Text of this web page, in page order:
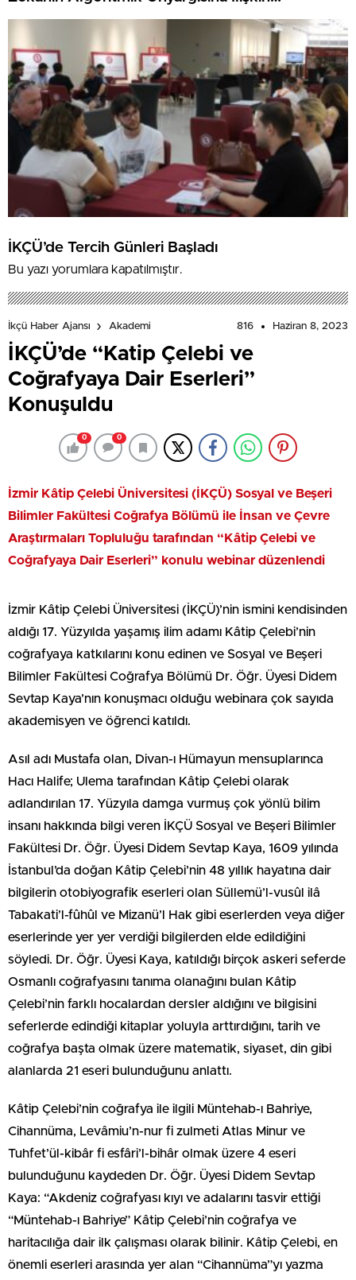
Farkındalık Düzeylerini Araştıracak
İKÇÜ’de Tercih Günleri Başladı
Bu yazı yorumlara kapatılmıştır.
İkçü Haber Ajansı Akademi 816 Haziran 8, 2023
İKÇÜ’de “Katip Çelebi ve
Coğrafyaya Dair Eserleri”
Konuşuldu
0 0
İzmir Kâtip Çelebi Üniversitesi (İKÇÜ) Sosyal ve Beşeri
Bilimler Fakültesi Coğrafya Bölümü ile İnsan ve Çevre
Araştırmaları Topluluğu tarafından “Kâtip Çelebi ve
Coğrafyaya Dair Eserleri” konulu webinar düzenlendi
İzmir Kâtip Çelebi Üniversitesi (İKÇÜ)’nin ismini kendisinden
aldığı 17. Yüzyılda yaşamış ilim adamı Kâtip Çelebi’nin
coğrafyaya katkılarını konu edinen ve Sosyal ve Beşeri
Bilimler Fakültesi Coğrafya Bölümü Dr. Öğr. Üyesi Didem
Sevtap Kaya’nın konuşmacı olduğu webinara çok sayıda
akademisyen ve öğrenci katıldı.
Asıl adı Mustafa olan, Divan-ı Hümayun mensuplarınca
Hacı Halife; Ulema tarafından Kâtip Çelebi olarak
adlandırılan 17. Yüzyıla damga vurmuş çok yönlü bilim
insanı hakkında bilgi veren İKÇÜ Sosyal ve Beşeri Bilimler
Fakültesi Dr. Öğr. Üyesi Didem Sevtap Kaya, 1609 yılında
İstanbul’da doğan Kâtip Çelebi’nin 48 yıllık hayatına dair
bilgilerin otobiyografik eserleri olan Süllemü’l-vusûl ilâ
Tabakati’l-fûhûl ve Mizanü’l Hak gibi eserlerden veya diğer
eserlerinde yer yer verdiği bilgilerden elde edildiğini
söyledi. Dr. Öğr. Üyesi Kaya, katıldığı birçok askeri seferde
Osmanlı coğrafyasını tanıma olanağını bulan Kâtip
Çelebi’nin farklı hocalardan dersler aldığını ve bilgisini
seferlerde edindiği kitaplar yoluyla arttırdığını, tarih ve
coğrafya başta olmak üzere matematik, siyaset, din gibi
alanlarda 21 eseri bulunduğunu anlattı.
Kâtip Çelebi’nin coğrafya ile ilgili Müntehab-ı Bahriye,
Cihannüma, Levâmiu’n-nur fi zulmeti Atlas Minur ve
Tuhfet’ül-kibâr fi esfâri’l-bihâr olmak üzere 4 eseri
bulunduğunu kaydeden Dr. Öğr. Üyesi Didem Sevtap
Kaya: “Akdeniz coğrafyası kıyı ve adalarını tasvir ettiği
“Müntehab-ı Bahriye” Kâtip Çelebi’nin coğrafya ve
haritacılığa dair ilk çalışması olarak bilinir. Kâtip Çelebi, en
önemli eserleri arasında yer alan “Cihannüma”yı yazma